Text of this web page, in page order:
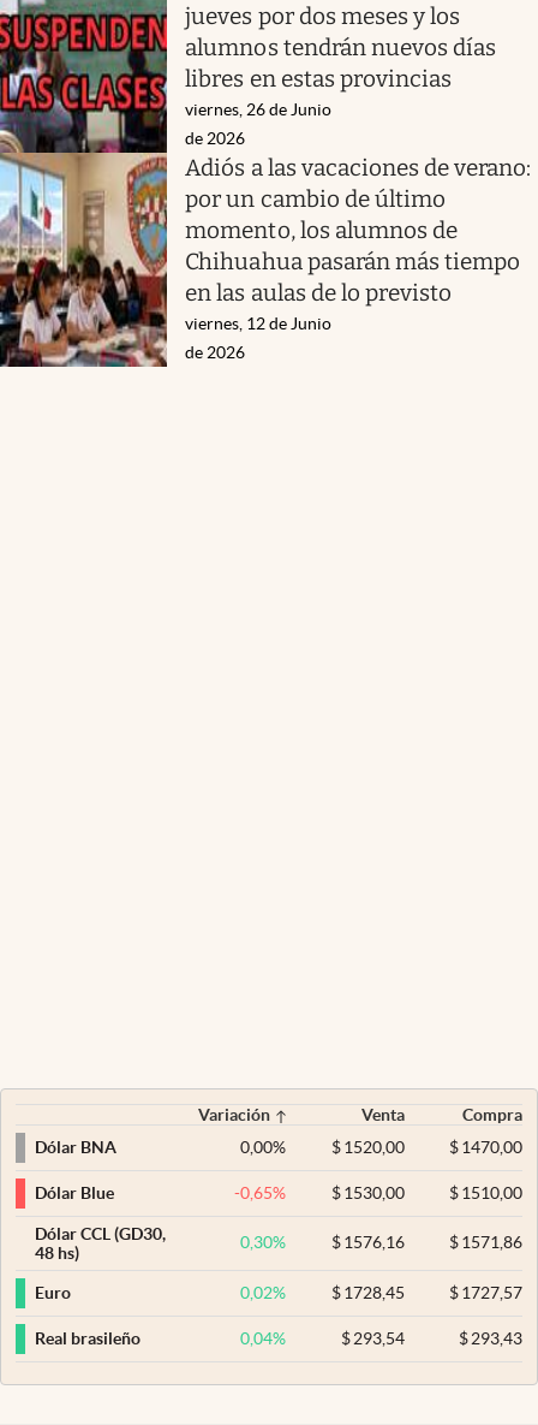
jueves por dos meses y los
alumnos tendrán nuevos días
libres en estas provincias
viernes, 26 de Junio
de 2026
Adiós a las vacaciones de verano:
por un cambio de último
momento, los alumnos de
Chihuahua pasarán más tiempo
en las aulas de lo previsto
viernes, 12 de Junio
de 2026
Variación Venta
Compra
Dólar BNA
0,00% $ 1520,00 $1470,00
Dólar Blue -0,65% $ 1530,00 $1510,00
Dólar CCL (GD30,
48 hs)
0,30% $ 1576,16 $1571,86
Euro 0,02% $ 1728,45 $1727,57
Real brasileño 0,04% $ 293,54 $293,43